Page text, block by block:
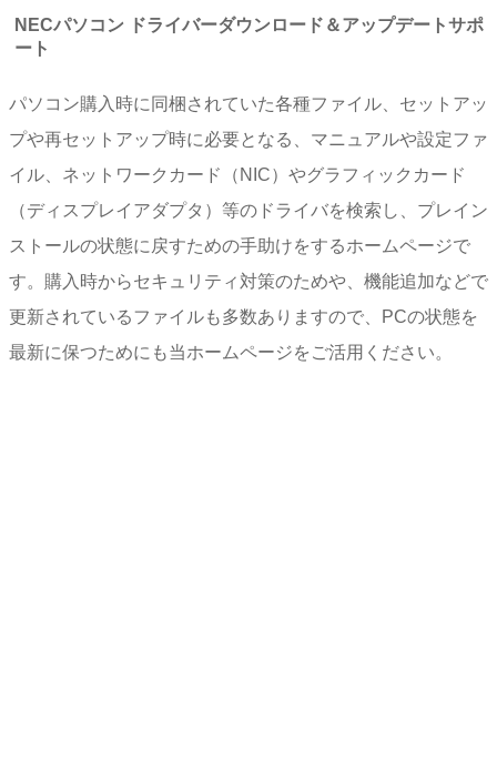
NECパソコン ドライバーダウンロード＆アップデートサポ
ート
パソコン購入時に同梱されていた各種ファイル、セットアッ
プや再セットアップ時に必要となる、マニュアルや設定ファ
イル、ネットワークカード（NIC）やグラフィックカード
（ディスプレイアダプタ）等のドライバを検索し、プレイン
ストールの状態に戻すための手助けをするホームページで
す。購入時からセキュリティ対策のためや、機能追加などで
更新されているファイルも多数ありますので、PCの状態を
最新に保つためにも当ホームページをご活用ください。